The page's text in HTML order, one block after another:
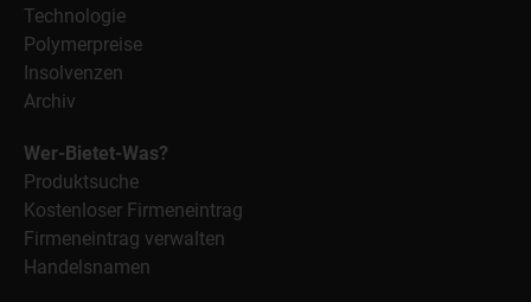
Technologie
Polymerpreise
Insolvenzen
Archiv
Wer-Bietet-Was?
Produktsuche
Kostenloser Firmeneintrag
Firmeneintrag verwalten
Handelsnamen